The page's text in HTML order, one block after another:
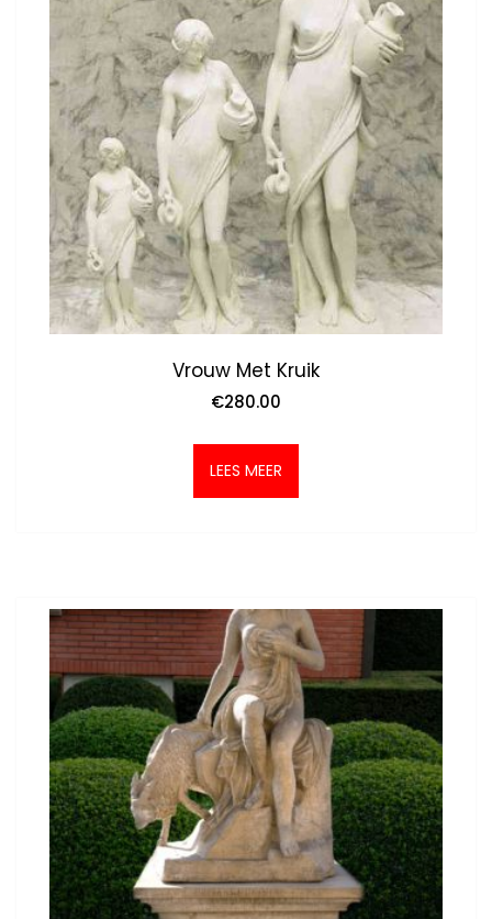
Vrouw Met Kruik
€280.00
LEES MEER